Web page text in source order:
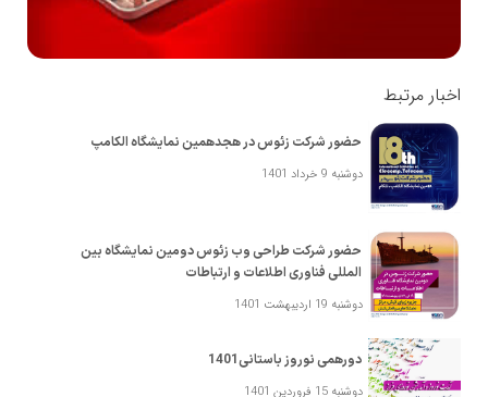
اخبار مرتبط
حضور شرکت زئوس در هجدهمین نمایشگاه الکامپ
دوشنبه 9 خرداد 1401
حضور شرکت طراحی وب زئوس ‎دومین نمایشگاه بین
المللی فناوری اطلاعات و ارتباطات
دوشنبه 19 اردیبهشت 1401
دورهمی نوروز باستانی1401
دوشنبه 15 فروردین 1401